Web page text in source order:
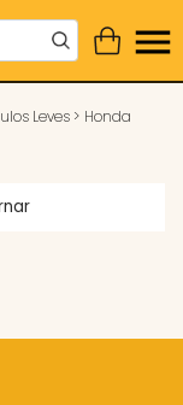
Leves > Honda